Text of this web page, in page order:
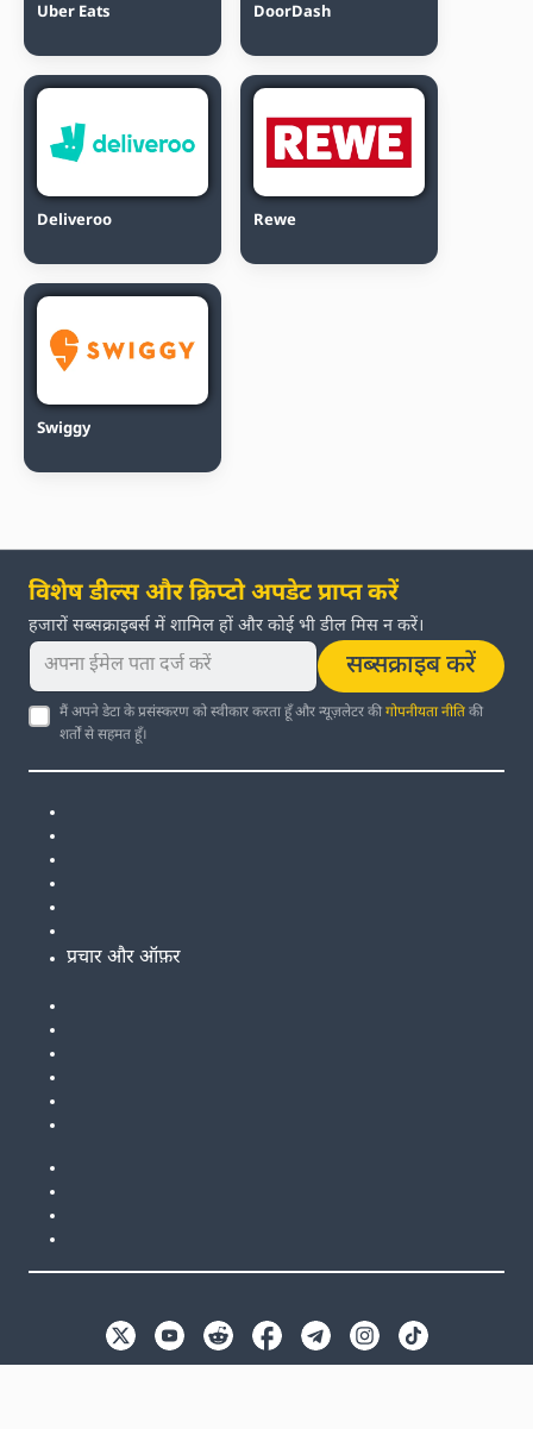
Uber Eats DoorDash
Deliveroo Rewe
Swiggy
विशेष डील्स और क्रिप्टो अपडेट प्राप्त करें
हजारों सब्सक्राइबर्स में शामिल हों और कोई भी डील मिस न करें।
सब्सक्राइब करें
मैं अपने डेटा के प्रसंस्करण को स्वीकार करता हूँ और न्यूज़लेटर कीगोपनीयता नीतिकी
शर्तों से सहमत हूँ।
प्रचार और ऑफ़र